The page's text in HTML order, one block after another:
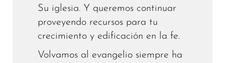
Su iglesia. Y queremos continuar
proveyendo recursos para tu
crecimiento y edificación en la fe.
Volvamos al evangelio siempre ha